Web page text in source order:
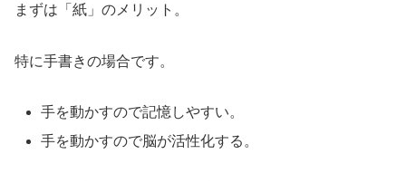
まずは「紙」のメリット。
特に手書きの場合です。
手を動かすので記憶しやすい。
手を動かすので脳が活性化する。